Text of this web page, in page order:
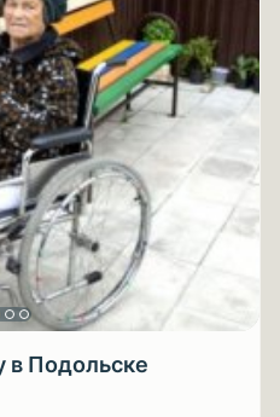
в Подольске